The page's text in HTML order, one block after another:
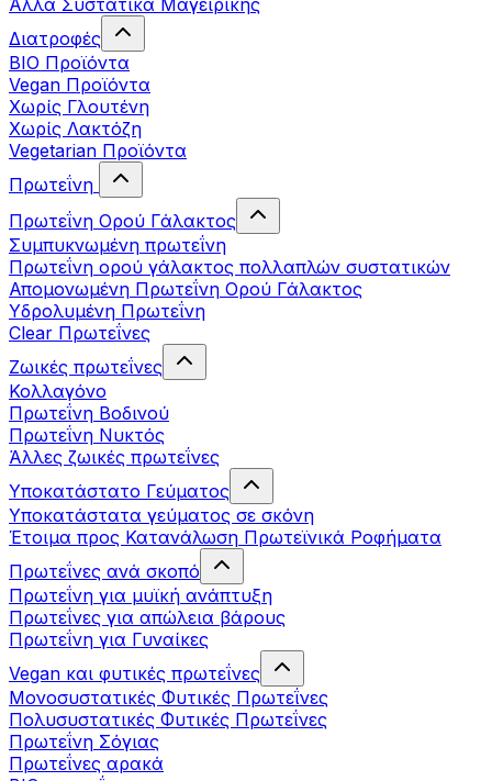
Άλλα Συστατικά Μαγειρικής
Διατροφές
BIO Προϊόντα
Vegan Προϊόντα
Χωρίς Γλουτένη
Χωρίς Λακτόζη
Vegetarian Προϊόντα
Πρωτεΐνη
Πρωτεΐνη Ορού Γάλακτος
Συμπυκνωμένη πρωτεΐνη
Πρωτεΐνη ορού γάλακτος πολλαπλών συστατικών
Απομονωμένη Πρωτεΐνη Ορού Γάλακτος
Υδρολυμένη Πρωτεΐνη
Clear Πρωτεΐνες
Ζωικές πρωτεΐνες
Κολλαγόνο
Πρωτεΐνη Βοδινού
Πρωτεΐνη Νυκτός
Άλλες ζωικές πρωτεΐνες
Υποκατάστατο Γεύματος
Υποκατάστατα γεύματος σε σκόνη
Έτοιμα προς Κατανάλωση Πρωτεϊνικά Ροφήματα
Πρωτεΐνες ανά σκοπό
Πρωτεΐνη για μυϊκή ανάπτυξη
Πρωτεΐνες για απώλεια βάρους
Πρωτεΐνη για Γυναίκες
Vegan και φυτικές πρωτεΐνες
Μονοσυστατικές Φυτικές Πρωτεΐνες
Πολυσυστατικές Φυτικές Πρωτεΐνες
Πρωτεΐνη Σόγιας
Πρωτεΐνες αρακά